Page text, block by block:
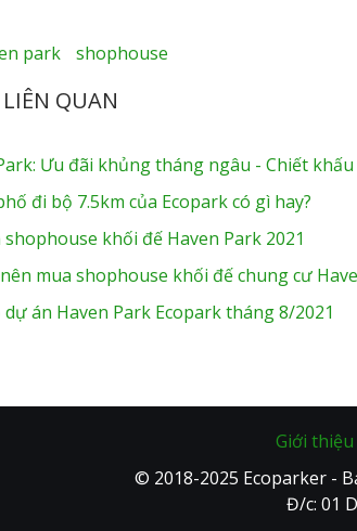
park shophouse
QUAN
Ưu đãi khủng tháng ngâu - Chiết khấu
đi bộ 7.5km của Ecopark có gì hay?
khối đế Haven Park 2021
mua shophouse khối đế chung cư
án Haven Park Ecopark tháng 8/2021
Giới thiệu
© 2018-2025 Ecoparker -
Đ/c: 01